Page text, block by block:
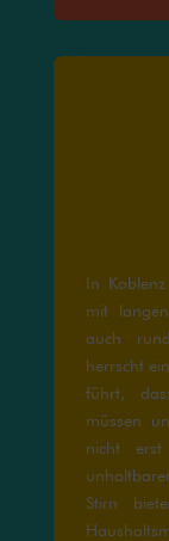
In
mit
auch
herrscht
führt,
müssen
nicht
Stirn